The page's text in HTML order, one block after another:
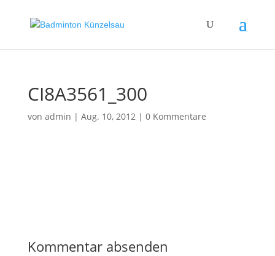
CI8A3561_300
von admin | Aug. 10, 2012| 0 Kommentare
Kommentar absenden